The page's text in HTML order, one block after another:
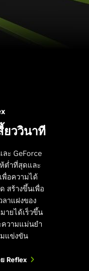
ยววินาที
ละ GeForce
ต่ำที่สุดและ
พื่อความได้
สร้างขึ้นเพื่อ
ลาแฝงของ
ายได้เร็วขึ้น
ความแม่นยำ
มแข่งขัน
Reflex